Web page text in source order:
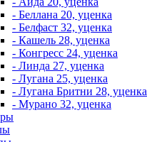
- Беллана 20, уценка
- Белфаст 32, уценка
- Кашель 28, уценка
- Конгресс 24, уценка
- Линда 27, уценка
- Лугана 25, уценка
- Лугана Бритни 28, уценка
- Мурано 32, уценка